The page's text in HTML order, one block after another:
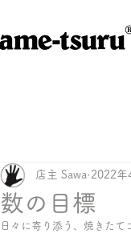
数の目標
店主 Sawa 2022年
日々に寄り添う、焼きたて